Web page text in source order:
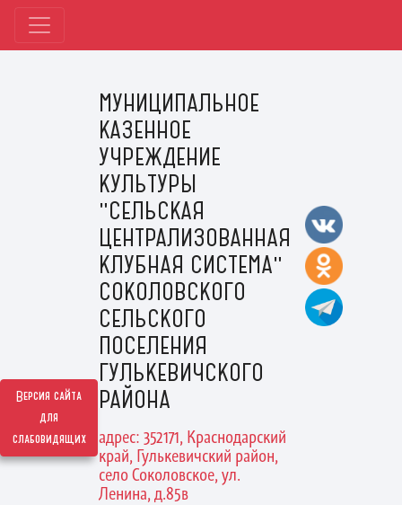
Версия сайта
для
слабовидящих
МУНИЦИПАЛЬНОЕ
КАЗЕННОЕ
УЧРЕЖДЕНИЕ
КУЛЬТУРЫ
"СЕЛЬСКАЯ
ЦЕНТРАЛИЗОВАННАЯ
КЛУБНАЯ СИСТЕМА"
СОКОЛОВСКОГО
СЕЛЬСКОГО
ПОСЕЛЕНИЯ
ГУЛЬКЕВИЧСКОГО
РАЙОНА
адрес: 352171, Краснодарский
край, Гулькевичский район,
село Соколовское, ул.
Ленина, д.85в